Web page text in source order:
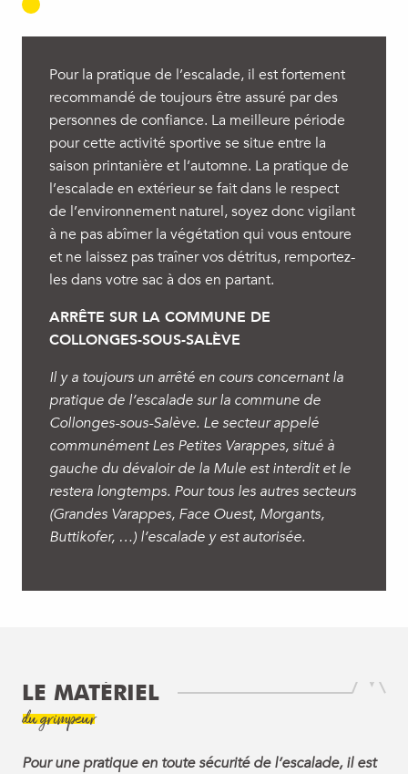
Pour la pratique de l’escalade, il est fortement
recommandé de toujours être assuré par des
personnes de confiance. La meilleure période
pour cette activité sportive se situe entre la
saison printanière et l’automne. La pratique de
l’escalade en extérieur se fait dans le respect
de l’environnement naturel, soyez donc vigilant
à ne pas abîmer la végétation qui vous entoure
et ne laissez pas traîner vos détritus, remportez-
les dans votre sac à dos en partant.
ARRÊTE SUR LA COMMUNE DE
COLLONGES-SOUS-SALÈVE
Il y a toujours un arrêté en cours concernant la
pratique de l’escalade sur la commune de
Collonges-sous-Salève. Le secteur appelé
communément Les Petites Varappes, situé à
gauche du dévaloir de la Mule est interdit et le
restera longtemps. Pour tous les autres secteurs
(Grandes Varappes, Face Ouest, Morgants,
Buttikofer, …) l’escalade y est autorisée.
LE MATÉRIEL
du grimpeur
Pour une pratique en toute sécurité de l’escalade, il est